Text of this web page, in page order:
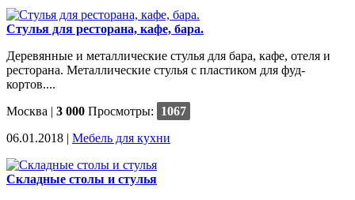
Стулья для ресторана, кафе, бара.
Деревянные и металлические стулья для бара, кафе, отеля и
ресторана. Металлические стулья с пластиком для фуд-
кортов....
Москва | 3 000 Просмотры:
1067
06.01.2018 | Мебель для кухни
Складные столы и стулья